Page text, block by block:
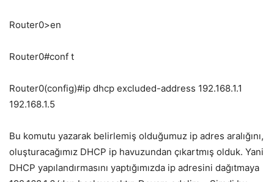
Router0>en
Router0#conf t
Router0(config)#ip dhcp excluded-address 192.168.1.1
192.168.1.5
Bu komutu yazarak belirlemiş olduğumuz ip adres aralığını,
oluşturacağımız DHCP ip havuzundan çıkartmış olduk. Yani
DHCP yapılandırmasını yaptığımızda ip adresini dağıtmaya